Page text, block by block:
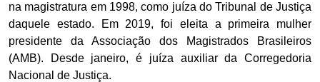
na magistratura em 1998, como juíza do Tribunal de Justiça
daquele estado. Em 2019, foi eleita a primeira mulher
presidente da Associação dos Magistrados Brasileiros
(AMB). Desde janeiro, é juíza auxiliar da Corregedoria
Nacional de Justiça.